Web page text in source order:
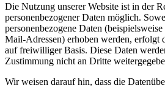
Die Nutzung unserer Website ist in der
personenbezogener Daten möglich.
personenbezogene Daten
Mail-Adressen) erhoben werden, erfolgt
auf freiwilliger Basis. Diese Daten
Zustimmung nicht an Dritte
Wir weisen darauf hin, dass die